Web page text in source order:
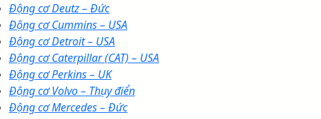
Động cơ Deutz – Đức
Động cơ Cummins – USA
Động cơ Detroit – USA
Động cơ Caterpillar (CAT) – USA
Động cơ Perkins – UK
Động cơ Volvo – Thụy điển
Động cơ Mercedes – Đức